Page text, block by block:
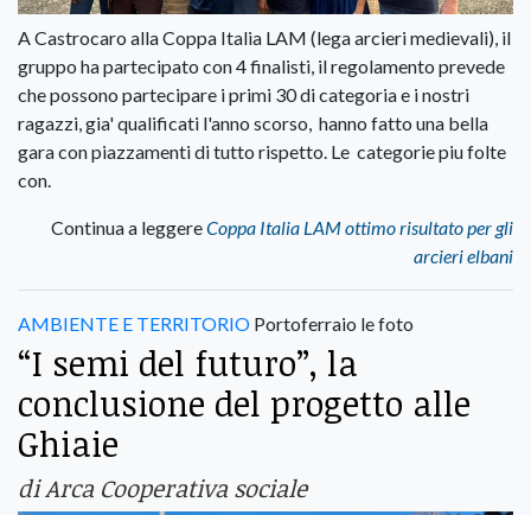
A Castrocaro alla Coppa Italia LAM (lega arcieri medievali), il
gruppo ha partecipato con 4 finalisti, il regolamento prevede
che possono partecipare i primi 30 di categoria e i nostri
ragazzi, gia' qualificati l'anno scorso, hanno fatto una bella
gara con piazzamenti di tutto rispetto. Le categorie piu folte
con.
Continua a leggereCoppa Italia LAM ottimo risultato per gli
arcieri elbani
AMBIENTE E TERRITORIO Portoferraio le foto
“I semi del futuro”, la
conclusione del progetto alle
Ghiaie
di Arca Cooperativa sociale